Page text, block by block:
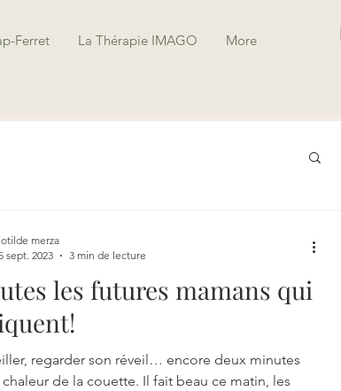
Ferret La Thérapie IMAGO More
les futures mamans qui
regarder son réveil… encore deux minutes
chaleur de la couette. Il fait beau ce matin, les
merza
sept. 2023
3 min de lecture